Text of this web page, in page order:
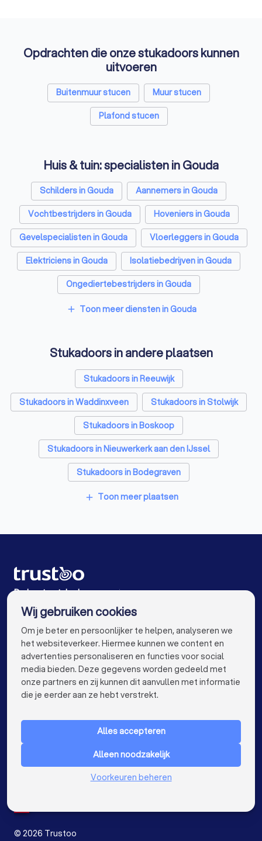
Opdrachten die onze stukadoors kunnen
uitvoeren
Buitenmuur stucen
Muur stucen
Plafond stucen
Huis & tuin: specialisten in Gouda
Schilders in Gouda
Aannemers in Gouda
Vochtbestrijders in Gouda
Hoveniers in Gouda
Gevelspecialisten in Gouda
Vloerleggers in Gouda
Elektriciens in Gouda
Isolatiebedrijven in Gouda
Ongediertebestrijders in Gouda
Architecten in Gouda
Badkamer installateurs in Gouda
Traprenovatie bedrijven in Gouda
Schoorsteenvegers in Gouda
Hekwerkspecialisten in Gouda
Interieurstylisten in Gouda
Stoffeerders in Gouda
Meubelmakers in Gouda
Klusjesmannen in Gouda
add Toon meer diensten in Gouda
Stukadoors in andere plaatsen
Stukadoors in Reeuwijk
Stukadoors in Waddinxveen
Stukadoors in Stolwijk
Stukadoors in Boskoop
Stukadoors in Nieuwerkerk aan den IJssel
Stukadoors in Bodegraven
Stukadoors in Hazerswoude-Dorp
Stukadoors in Bleiswijk
Stukadoors in Rotterdam
Stukadoors in Den Haag
Stukadoors in Utrecht
Stukadoors in Eindhoven
Stukadoors in Tilburg
Stukadoors in Groningen
Stukadoors in Almere
Stukadoors in Breda
Stukadoors in Nijmegen
Stukadoors in Enschede
Stukadoors in Amersfoort
Stukadoors in Apeldoorn
Stukadoors in Den Bosch
Stukadoors in Maastricht
Stukadoors in Leiden
add Toon meer plaatsen
De beste stukadoors voor jou
VOOR PARTICULIEREN keyboard_arrow_down
Nederland
© 2026 Trustoo
Wij gebruiken cookies
Om je beter en persoonlijker te helpen, analyseren we
het websiteverkeer. Hiermee kunnen we content en
advertenties personaliseren en functies voor social
media bieden. Deze gegevens worden gedeeld met
onze partners en zij kunnen dit aanvullen met informatie
die je eerder aan ze hebt verstrekt.
Alles accepteren
Alleen noodzakelijk
Voorkeuren beheren